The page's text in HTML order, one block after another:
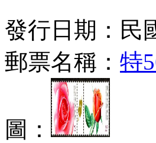
發行日期：民
郵票名稱： 特
圖：